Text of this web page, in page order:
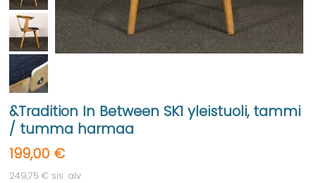
&Tradition In Between SK1 yleistuoli, tammi
/ tumma harmaa
199,00 €
249,75 € sis. alv